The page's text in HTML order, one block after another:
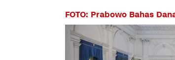
FOTO: Prabowo Bahas